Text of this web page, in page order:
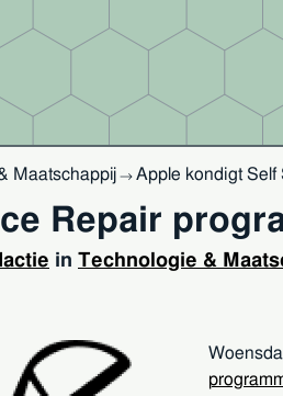
Maatschappij → Apple kondigt Self
Repair
in Technologie &